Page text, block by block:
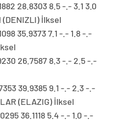
28.8303 8.5 -.- 3.1 3.0
(DENIZLI) İlksel
35.9373 7.1 -.- 1.8 -.-
26.7587 8.3 -.- 2.5 -.-
39.9385 9.1 -.- 2.3 -.-
(ELAZIG) İlksel
36.1118 5.4 -.- 1.0 -.-